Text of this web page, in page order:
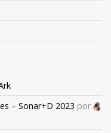
– Sonar+D 2023 por